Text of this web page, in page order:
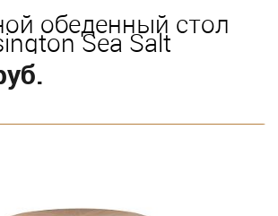
обеденный стол
Sea Salt